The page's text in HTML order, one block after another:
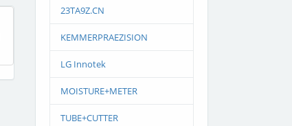
23TA9Z.CN
KEMMERPRAEZISION
LG Innotek
MOISTURE+METER
TUBE+CUTTER